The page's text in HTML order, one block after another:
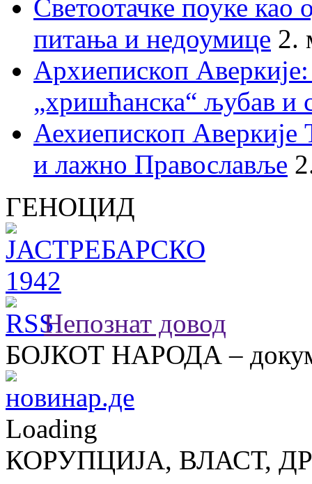
Светоотачке поуке као
питања и недоумице 2.
Архиепископ
„хришћанска“ љубав и
Аехиепископ
и лажно Православље
ГЕНОЦИД
Непознат довод
БОЈКОТ НАРОДА –
Loading
КОРУПЦИЈА, ВЛАСТ,